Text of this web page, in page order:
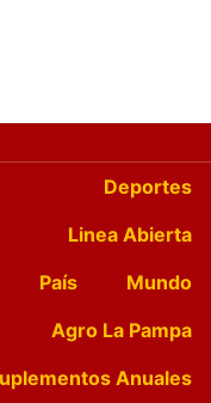
Deportes
Linea Abierta
País
Mundo
Agro La Pampa
Anuales